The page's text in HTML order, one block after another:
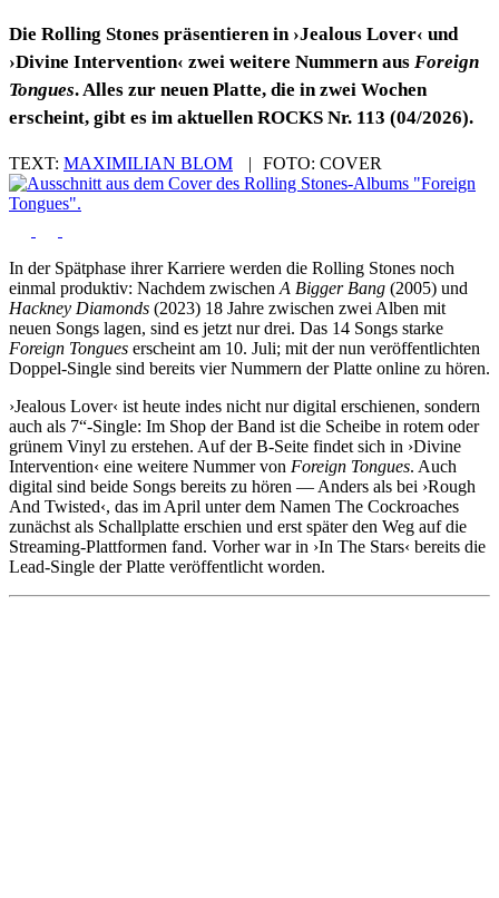
Die Rolling Stones präsentieren in ›Jealous Lover‹ und
›Divine Intervention‹ zwei weitere Nummern aus Foreign
Tongues. Alles zur neuen Platte, die in zwei Wochen
erscheint, gibt es im aktuellen ROCKS Nr. 113 (04/2026).
TEXT: MAXIMILIAN BLOM | FOTO: COVER
In der Spätphase ihrer Karriere werden die Rolling Stones noch
einmal produktiv: Nachdem zwischen A Bigger Bang (2005) und
Hackney Diamonds (2023) 18 Jahre zwischen zwei Alben mit
neuen Songs lagen, sind es jetzt nur drei. Das 14 Songs starke
Foreign Tongues erscheint am 10. Juli; mit der nun veröffentlichten
Doppel-Single sind bereits vier Nummern der Platte online zu hören.
›Jealous Lover‹ ist heute indes nicht nur digital erschienen, sondern
auch als 7“-Single: Im Shop der Band ist die Scheibe in rotem oder
grünem Vinyl zu erstehen. Auf der B-Seite findet sich in ›Divine
Intervention‹ eine weitere Nummer von Foreign Tongues. Auch
digital sind beide Songs bereits zu hören — Anders als bei ›Rough
And Twisted‹, das im April unter dem Namen The Cockroaches
zunächst als Schallplatte erschien und erst später den Weg auf die
Streaming-Plattformen fand. Vorher war in ›In The Stars‹ bereits die
Lead-Single der Platte veröffentlicht worden.